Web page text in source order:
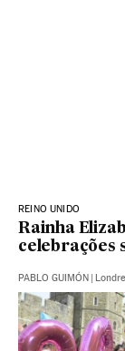
REINO UNIDO
Rainha
celebrações
PABLO GUIMÓN |